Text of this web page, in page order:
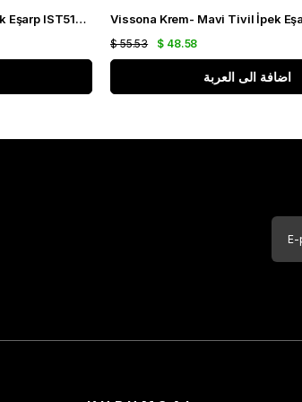
Vissona Tivil Benetton Yeşili İpek Eşarp IST51791-4-0001-0035 Siyah Karışık Desen
$ 48.58
$ 55.53
اضافة الى العربة